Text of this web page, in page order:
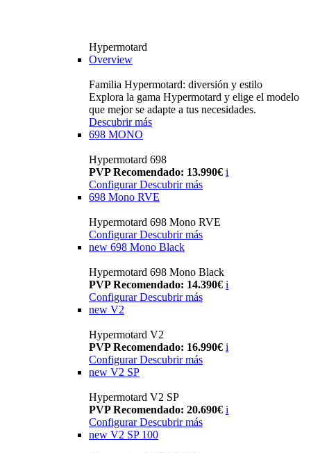
Hypermotard
Overview
Familia Hypermotard: diversión y estilo
Explora la gama Hypermotard y elige el modelo
que mejor se adapte a tus necesidades.
Descubrir más
698 MONO
Hypermotard 698
PVP Recomendado: 13.990€ i
ConfigurarDescubrir más
698 Mono RVE
Hypermotard 698 Mono RVE
Configurar Descubrir más
new 698 Mono Black
Hypermotard 698 Mono Black
PVP Recomendado: 14.390€ i
Configurar Descubrir más
new V2
Hypermotard V2
PVP Recomendado: 16.990€ i
Configurar Descubrir más
new V2 SP
Hypermotard V2 SP
PVP Recomendado: 20.690€ i
Configurar Descubrir más
new V2 SP 100